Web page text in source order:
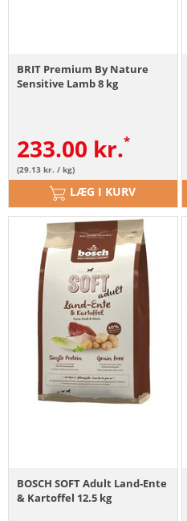
BRIT Premium By Nature
Sensitive Lamb 8 kg
233.00 kr.
(29.13 kr. / kg)
LÆG I KURV
BOSCH SOFT Adult Land-Ente
& Kartoffel 12.5 kg